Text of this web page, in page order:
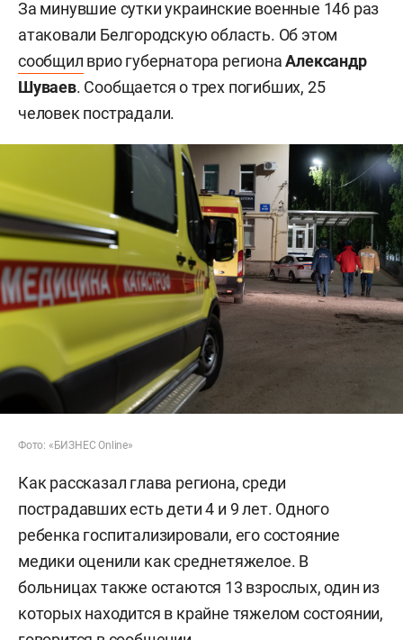
За минувшие сутки украинские военные 146 раз
атаковали Белгородскую область. Об этом
сообщил врио губернатора регионаАлександр
Шуваев. Сообщается о трех погибших, 25
человек пострадали.
Фото: «БИЗНЕС Online»
Как рассказал глава региона, среди
пострадавших есть дети 4 и 9 лет. Одного
ребенка госпитализировали, его состояние
медики оценили как среднетяжелое. В
больницах также остаются 13 взрослых, один из
которых находится в крайне тяжелом состоянии,